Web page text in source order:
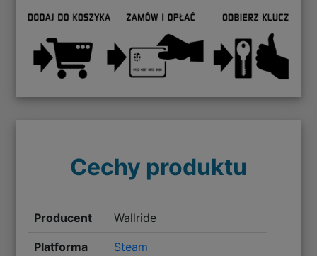
Cechy produktu
Producent Wallride
Platforma
Steam